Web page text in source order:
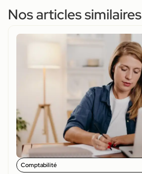
Nos articles similaires
Comptabilité